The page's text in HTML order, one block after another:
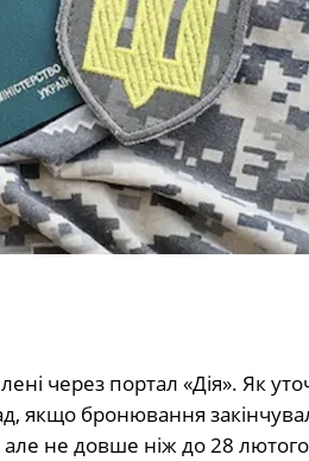
через портал «Дія». Як
якщо бронювання
не довше ніж до 28